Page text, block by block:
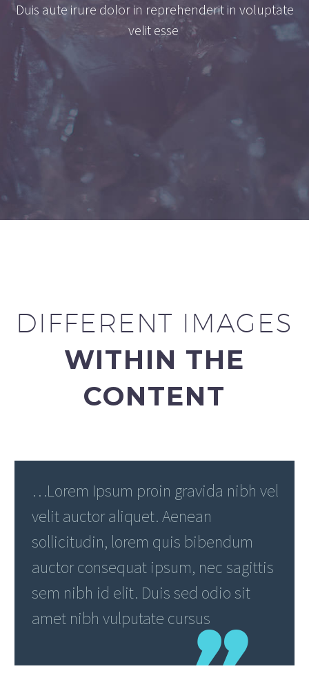
Duis aute irure dolor in reprehenderit in voluptate
velit esse
DIFFERENT IMAGES
WITHIN THE
CONTENT
…Lorem Ipsum proin gravida nibh vel
velit auctor aliquet. Aenean
sollicitudin, lorem quis bibendum
auctor consequat ipsum, nec sagittis
sem nibh id elit. Duis sed odio sit
amet nibh vulputate cursus